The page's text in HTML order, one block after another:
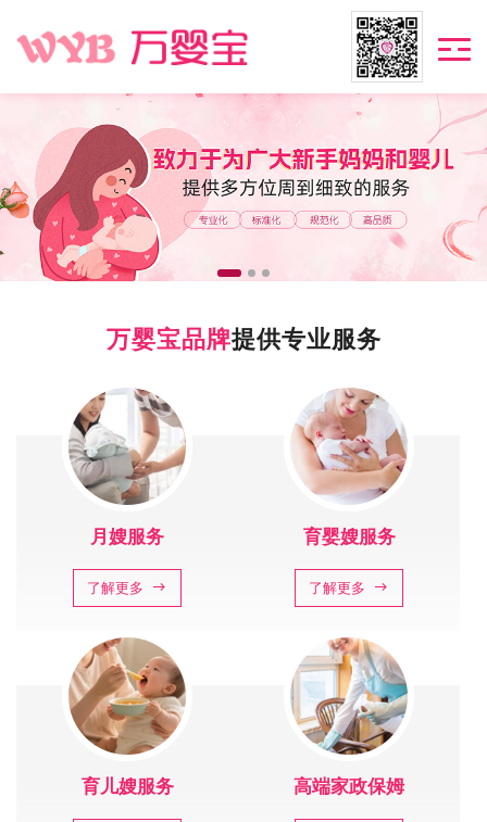
万婴宝品牌提供专业服务
月嫂服务
了解更多
育婴嫂服务
了解更多
育儿嫂服务 高端家政保姆